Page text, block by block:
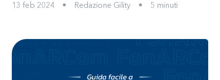
13 feb 2024 • Redazione Gility • 5 minuti